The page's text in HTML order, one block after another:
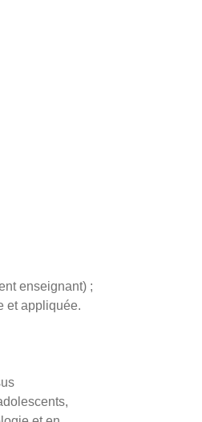
enseignant) ;
et appliquée.